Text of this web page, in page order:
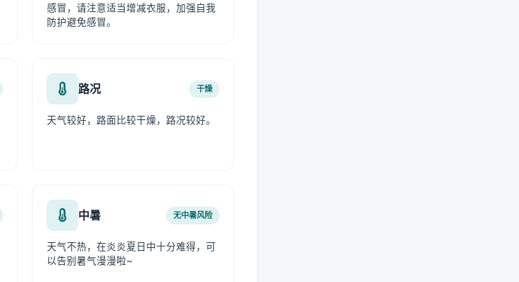
感冒，请注意适当增减衣服，加强自我
防护避免感冒。
路况 干燥
天气较好，路面比较干燥，路况较好。
中暑 无中暑风险
天气不热，在炎炎夏日中十分难得，可
以告别暑气漫漫啦~